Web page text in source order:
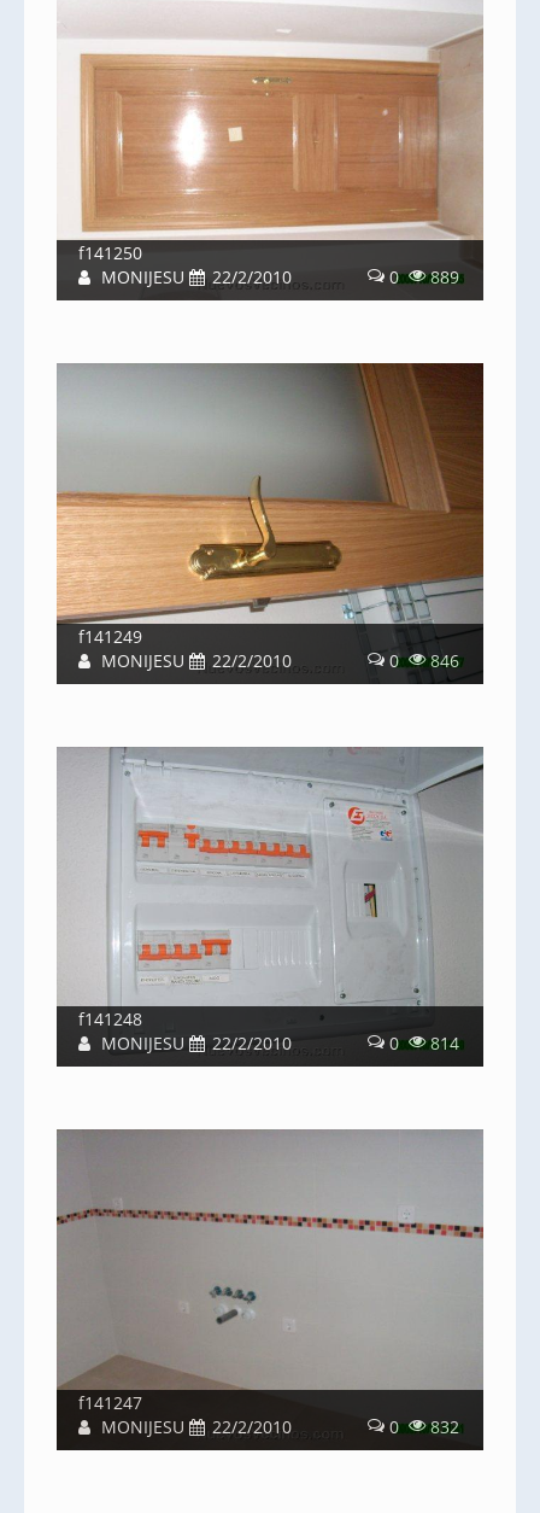
f141250
MONIJESU
22/2/2010 0 889
f141249
MONIJESU
22/2/2010 0 846
f141248
MONIJESU
22/2/2010 0 814
f141247
MONIJESU
22/2/2010 0 832